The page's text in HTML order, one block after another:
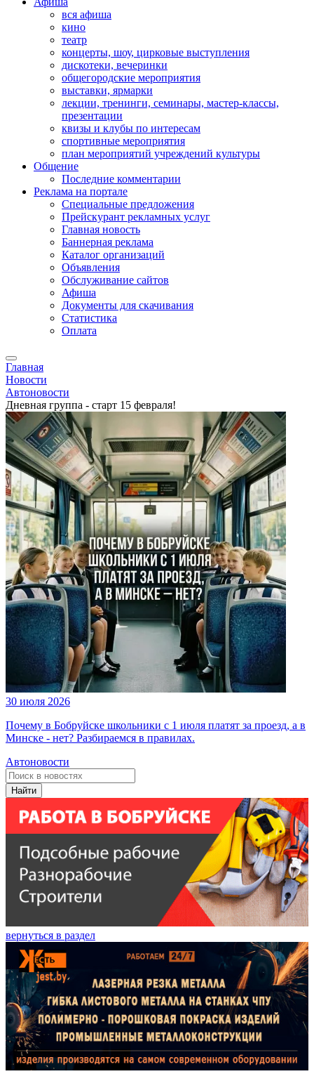
вся афиша
кино
театр
концерты, шоу, цирковые выступления
дискотеки, вечеринки
общегородские мероприятия
выставки, ярмарки
лекции, тренинги, семинары, мастер-классы,
презентации
квизы и клубы по интересам
спортивные мероприятия
план мероприятий учреждений культуры
Общение
Последние комментарии
Реклама на портале
Специальные предложения
Прейскурант рекламных услуг
Главная новость
Баннерная реклама
Каталог организаций
Объявления
Обслуживание сайтов
Афиша
Документы для скачивания
Статистика
Оплата
Главная
Новости
Автоновости
Дневная группа - старт 15 февраля!
30 июля 2026
Почему в Бобруйске школьники с 1 июля платят за проезд, а в
Минске - нет? Разбираемся в правилах.
Автоновости
Найти
вернуться в раздел